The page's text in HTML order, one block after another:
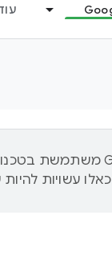
עשויות להיות